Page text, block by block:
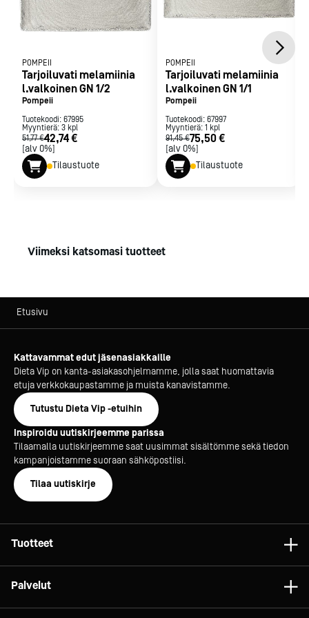
POMPEII
Tarjoiluvati melamiinia
l.valkoinen GN 1/2
Pompeii
Tuotekoodi: 67995
Myyntierä: 3 kpl
51,77 €42,74 €
[alv 0%]
Tilaustuote
POMPEII
Tarjoiluvati melamiinia
l.valkoinen GN 1/1
Pompeii
Tuotekoodi: 67997
Myyntierä: 1 kpl
91,45 €75,50 €
[alv 0%]
Tilaustuote
Viimeksi katsomasi tuotteet
Etusivu
Kattavammat edut jäsenasiakkaille
Dieta Vip on kanta-asiakasohjelmamme, jolla saat huomattavia
etuja verkkokaupastamme ja muista kanavistamme.
Tutustu Dieta Vip -etuihin
Inspiroidu uutiskirjeemme parissa
Tilaamalla uutiskirjeemme saat uusimmat sisältömme sekä tiedon
kampanjoistamme suoraan sähköpostiisi.
Tilaa uutiskirje
Tuotteet
Palvelut